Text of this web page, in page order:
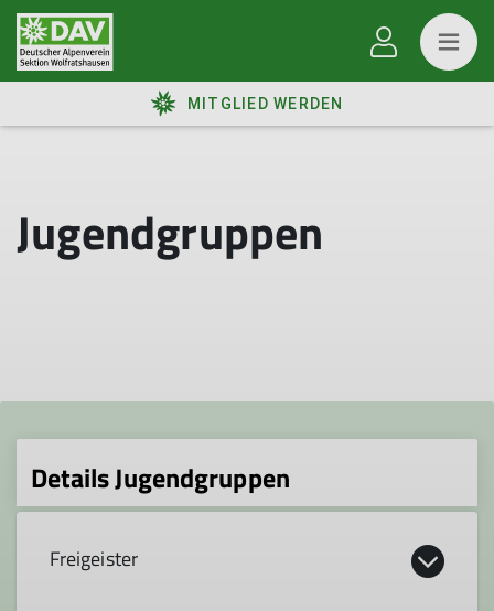
MITGLIED WERDEN
Jugendgruppen
Details Jugendgruppen
Freigeister